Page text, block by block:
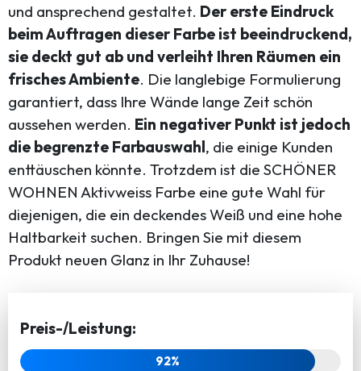
und ansprechend gestaltet. Der erste Eindruck
beim Auftragen dieser Farbe ist beeindruckend,
sie deckt gut ab und verleiht Ihren Räumen ein
frisches Ambiente. Die langlebige Formulierung
garantiert, dass Ihre Wände lange Zeit schön
aussehen werden. Ein negativer Punkt ist jedoch
die begrenzte Farbauswahl, die einige Kunden
enttäuschen könnte. Trotzdem ist die SCHÖNER
WOHNEN Aktivweiss Farbe eine gute Wahl für
diejenigen, die ein deckendes Weiß und eine hohe
Haltbarkeit suchen. Bringen Sie mit diesem
Produkt neuen Glanz in Ihr Zuhause!
Preis-/Leistung:
92%